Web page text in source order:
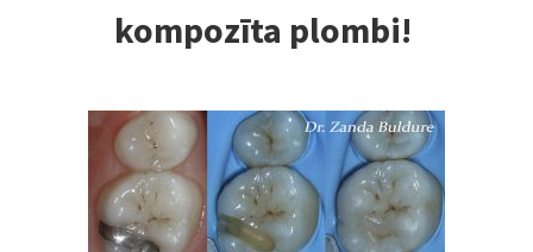
kompozīta plombi!